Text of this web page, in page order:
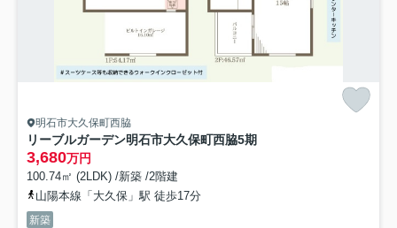
明石市大久保町西脇
リーブルガーデン明石市大久保町西脇5期
3,680万円
100.74㎡ (2LDK) /新築 /2階建
山陽本線「大久保」駅 徒歩17分
新築